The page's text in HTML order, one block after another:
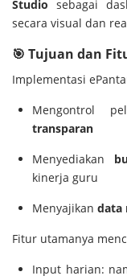
Studio sebagai
secara visual dan
🎯 Tujuan dan
Implementasi
Mengontrol
transparan
Menyediakan
kinerja guru
Menyajikan data
Fitur utamanya
Input harian: